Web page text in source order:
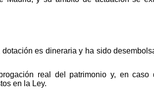
es dineraria y ha sido
real del patrimonio y, en caso
en la Ley.